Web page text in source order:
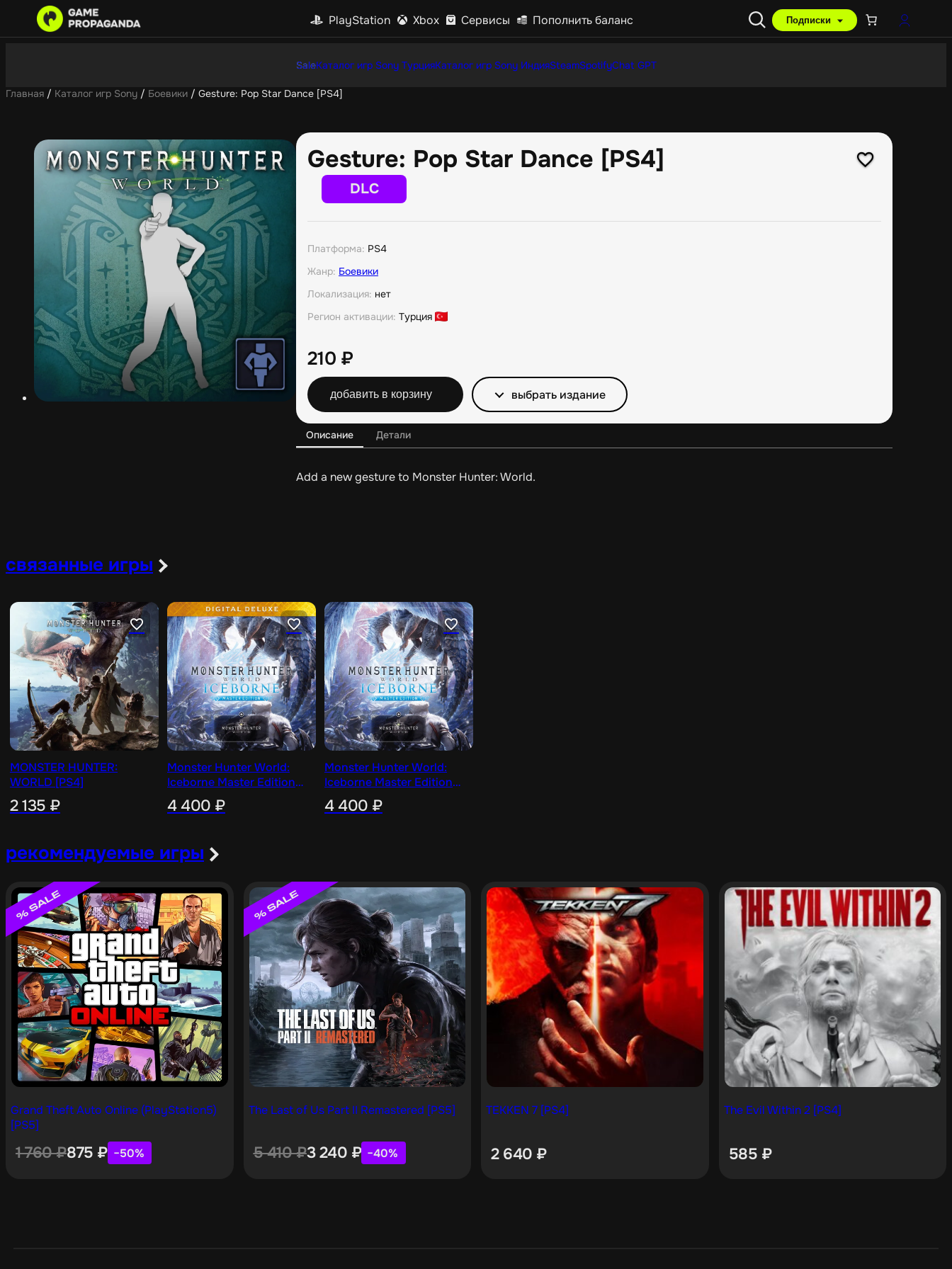
PlayStation Xbox Сервисы Пополнить баланс Подписки
SaleКаталог игр Sony ТурцияКаталог игр Sony ИндияSteamSpotifyChat GPT
Главная / Каталог игр Sony / Боевики / Gesture: Pop Star Dance [PS4]
Gesture: Pop Star Dance [PS4]
DLC
Платформа: PS4
Жанр: Боевики
Локализация: нет
Регион активации: Турция
210 ₽
добавить в корзину выбрать издание
Описание Детали
Add a new gesture to Monster Hunter: World.
связанные игры
MONSTER HUNTER:
WORLD [PS4]
2 135 ₽
Monster Hunter World:
Iceborne Master Edition
Digital Deluxe [PS4]
4 400 ₽
Monster Hunter World:
Iceborne Master Edition
[PS4]
4 400 ₽
рекомендуемые игры
Grand Theft Auto Online (PlayStation5)
[PS5]
1 760₽875 ₽ −50%
The Last of Us Part II Remastered [PS5]
5 410₽3 240 ₽ −40%
TEKKEN 7 [PS4]
2 640 ₽
The Evil Within 2 [PS4]
585 ₽